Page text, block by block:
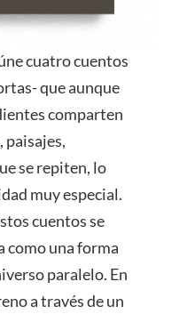
cuatro cuentos
que aunque
comparten
paisajes,
se repiten, lo
muy especial.
cuentos se
como una forma
paralelo. En
a través de un